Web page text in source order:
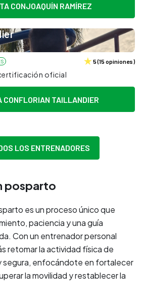
CONJOAQUÍN RAMÍREZ
5(15opiniones)
oficial
CONFLORIAN TAILLANDIER
LOS ENTRENADORES
posparto
es un proceso único que
paciencia y una guía
Con un entrenador personal
retomar la actividad física de
segura, enfocándote en fortalecer
la movilidad y restablecer la